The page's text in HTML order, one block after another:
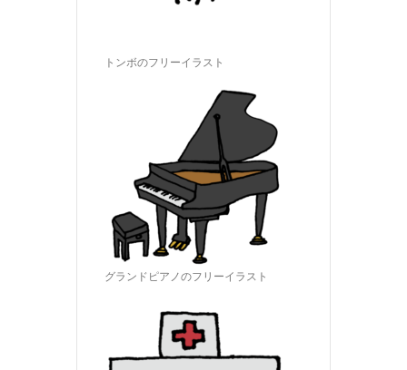
トンボのフリーイラスト
グランドピアノのフリーイラスト